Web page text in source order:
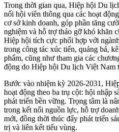
Trong thời gian qua, Hiệp hội Du
nối hội viên thông qua các hoạt
cơ sở kinh doanh, góp phần tăng
nghiệm và hỗ trợ tháo gỡ khó khăn
Hiệp hội tích cực phối hợp với
trong công tác xúc tiến, quảng bá,
phẩm, cũng như tham gia các
động do Hiệp hội Du lịch Việt Nam
Bước vào nhiệm kỳ 2026-2031,
hoạt động theo ba trụ cột: hội nhập
phát triển bền vững. Trọng tâm là
trong kết nối nguồn lực, hỗ trợ
mới, đồng thời thúc đẩy phát triển
trị và liên kết tiểu vùng.